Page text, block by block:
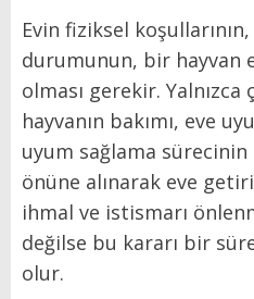
Evin fiziksel
durumunun, bir hayvan
olması gerekir. Yalnızca
hayvanın bakımı, eve
uyum sağlama sürecinin
önüne alınarak eve
ihmal ve istismarı
değilse bu kararı bir
olur.